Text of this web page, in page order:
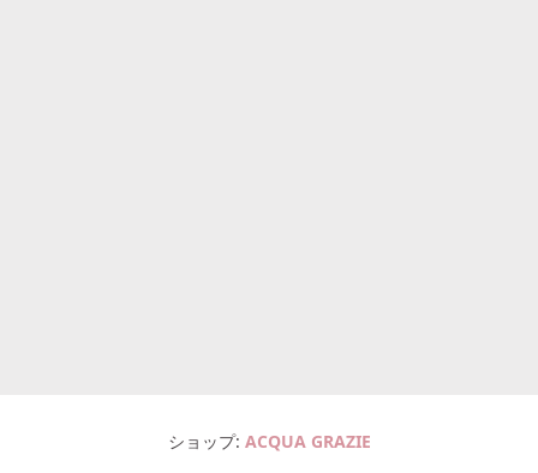
ショップ ACQUA GRAZIE